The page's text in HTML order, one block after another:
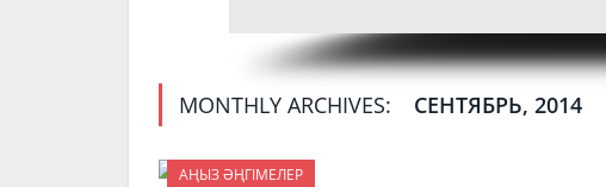
MONTHLY ARCHIVES: СЕНТЯБРЬ, 2014
АҢЫЗ ӘҢГІМЕЛЕР